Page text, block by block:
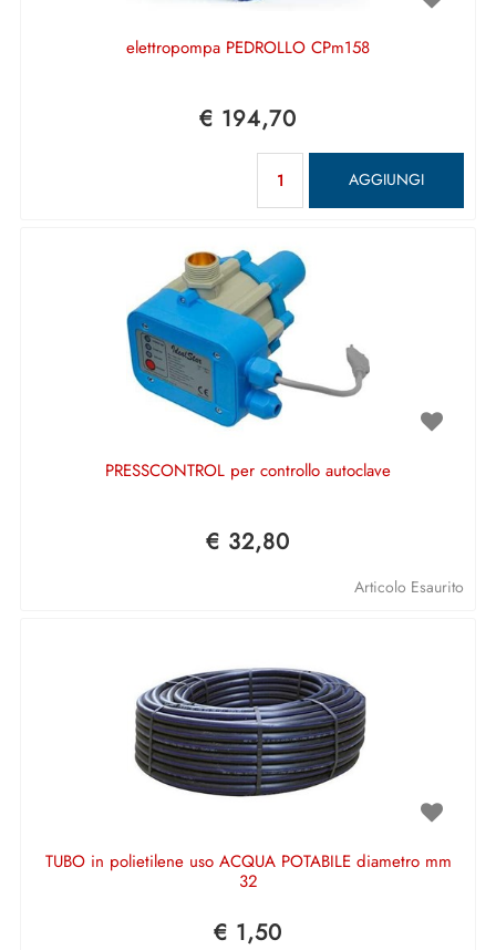
elettropompa PEDROLLO CPm158
€ 194,70
AGGIUNGI
PRESSCONTROL per controllo autoclave
€ 32,80
Articolo Esaurito
TUBO in polietilene uso ACQUA POTABILE diametro mm
32
€ 1,50